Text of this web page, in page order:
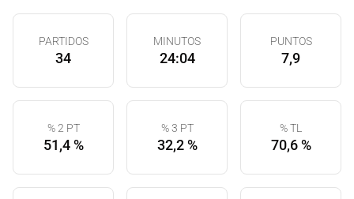
PARTIDOS
34
MINUTOS
24:04
PUNTOS
7,9
% 2 PT
51,4 %
% 3 PT
32,2 %
% TL
70,6 %